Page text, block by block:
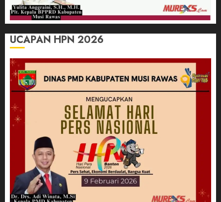
UCAPAN HPN 2026